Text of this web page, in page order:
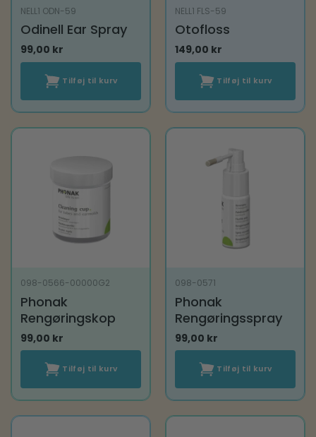
NELL1 ODN-59
Odinell Ear Spray
99,00 kr
Tilføj til kurv
NELL1 FLS-59
Otofloss
149,00 kr
Tilføj til kurv
098-0566-00000G2
Phonak
Rengøringskop
99,00 kr
Tilføj til kurv
098-0571
Phonak
Rengøringsspray
99,00 kr
Tilføj til kurv